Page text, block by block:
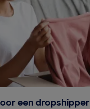
een dropshipper